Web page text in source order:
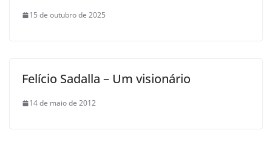
15 de outubro de 2025
Felício Sadalla – Um visionário
14 de maio de 2012